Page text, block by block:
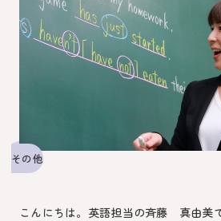
その他
こんにちは。英語担当の斉藤 真由美で